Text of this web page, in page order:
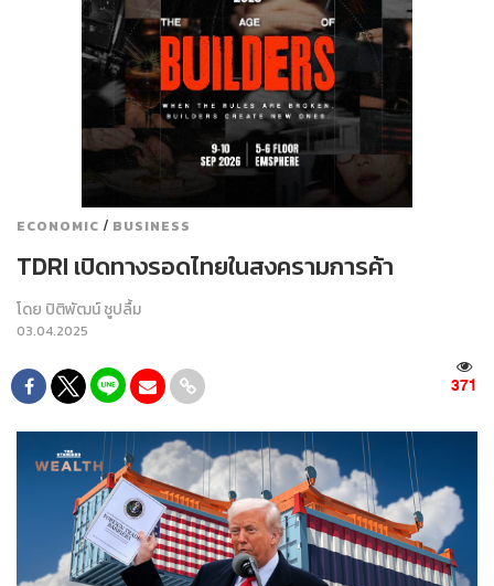
ECONOMIC / BUSINESS
TDRI เปิดทางรอดไทยในสงครามการค้า
โดย ปิติพัฒน์ ชูปลื้ม
03.04.2025
371